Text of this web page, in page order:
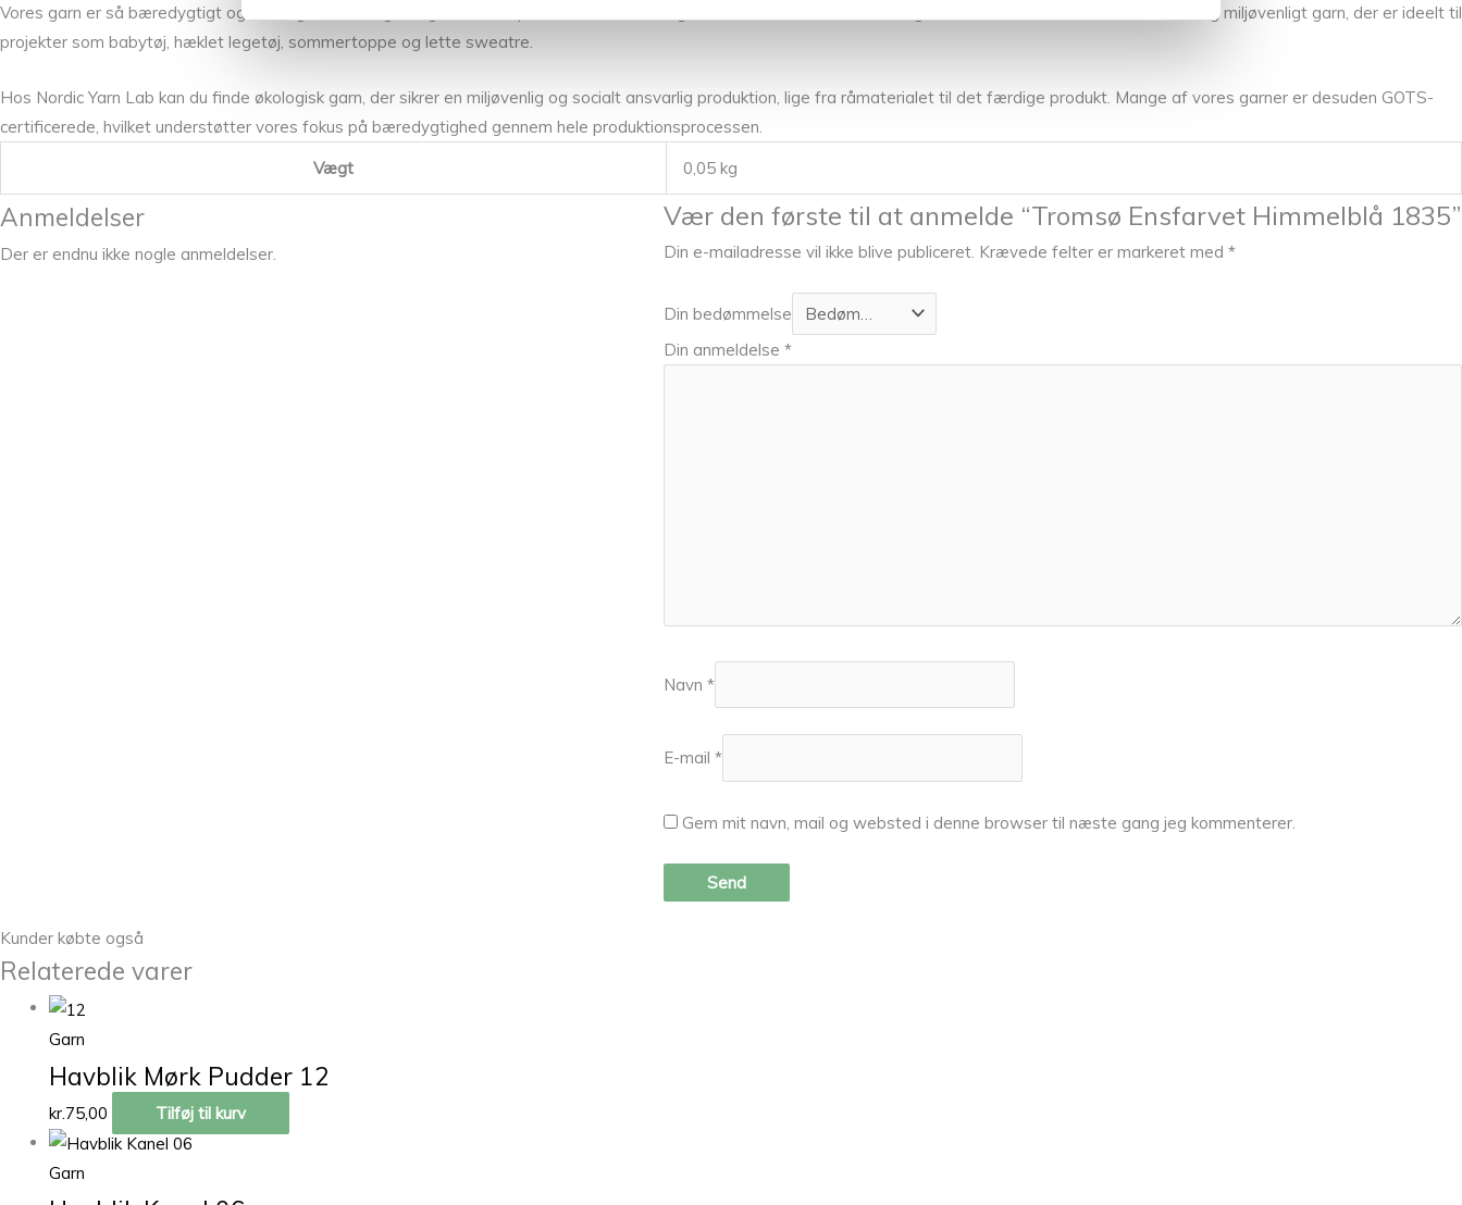
Vores garn er så bæredygtigt og naturligt som muligt. Et godt eksempel er vores Tromsø-garn, fremstillet af 100 % økologisk, 4-trådet bomuld. Det er et blødt og miljøvenligt garn, der er ideelt til
projekter som babytøj, hæklet legetøj, sommertoppe og lette sweatre.
Hos Nordic Yarn Lab kan du finde økologisk garn, der sikrer en miljøvenlig og socialt ansvarlig produktion, lige fra råmaterialet til det færdige produkt. Mange af vores garner er desuden GOTS-
certificerede, hvilket understøtter vores fokus på bæredygtighed gennem hele produktionsprocessen.
Vægt
0,05 kg
Anmeldelser
Der er endnu ikke nogle anmeldelser.
Vær den første til at anmelde “Tromsø Ensfarvet Himmelblå 1835”
Din e-mailadresse vil ikke blive publiceret. Krævede felter er markeret med *
Din bedømmelse
Din anmeldelse *
Navn *
E-mail *
Gem mit navn, mail og websted i denne browser til næste gang jeg kommenterer.
Kunder købte også
Relaterede varer
Garn
Havblik Mørk Pudder 12
kr. 75,00 Tilføj til kurv
Garn